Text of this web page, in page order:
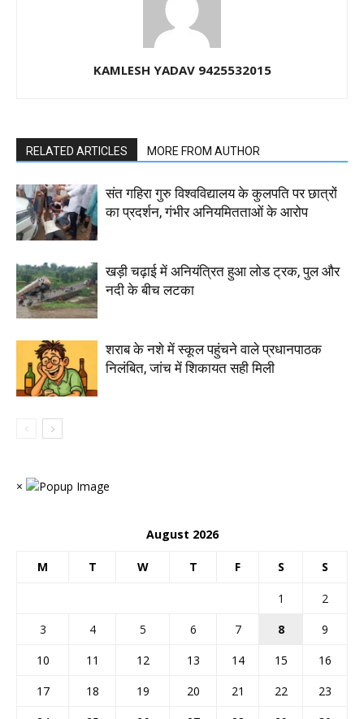
KAMLESH YADAV 9425532015
RELATED ARTICLES MORE FROM AUTHOR
संत गहिरा गुरु विश्वविद्यालय के कुलपति पर छात्रों
का प्रदर्शन, गंभीर अनियमितताओं के आरोप
खड़ी चढ़ाई में अनियंत्रित हुआ लोड ट्रक, पुल और
नदी के बीच लटका
शराब के नशे में स्कूल पहुंचने वाले प्रधानपाठक
निलंबित, जांच में शिकायत सही मिली
×
August 2026
M T W T F S S
1
2
3
4 5 6 7 8
9
10
11 12 13 14 15
16
17
18 19 20 21 22
23